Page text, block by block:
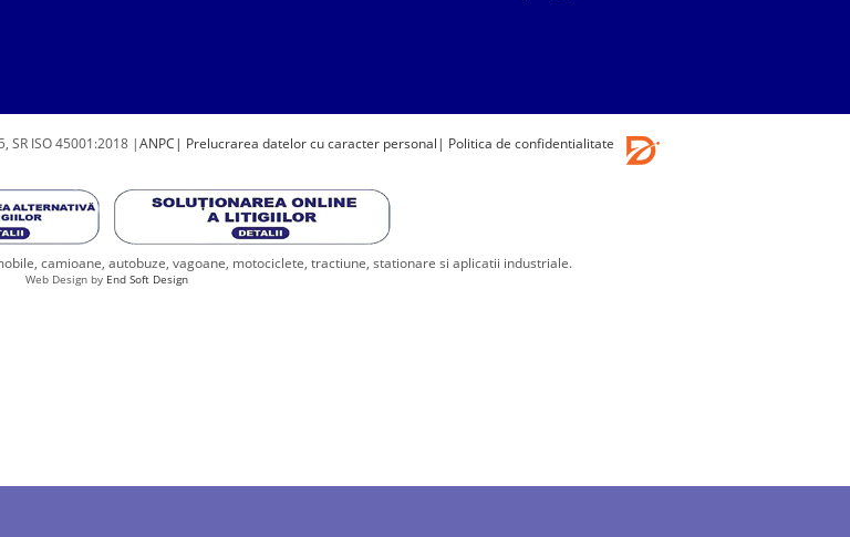
SR ISO 45001:2018 |ANPC | Prelucrarea datelor cu caracter personal | Politica de confidentialitate
camioane, autobuze, vagoane, motociclete, tractiune, stationare si aplicatii industriale.
Web Design by End Soft Design